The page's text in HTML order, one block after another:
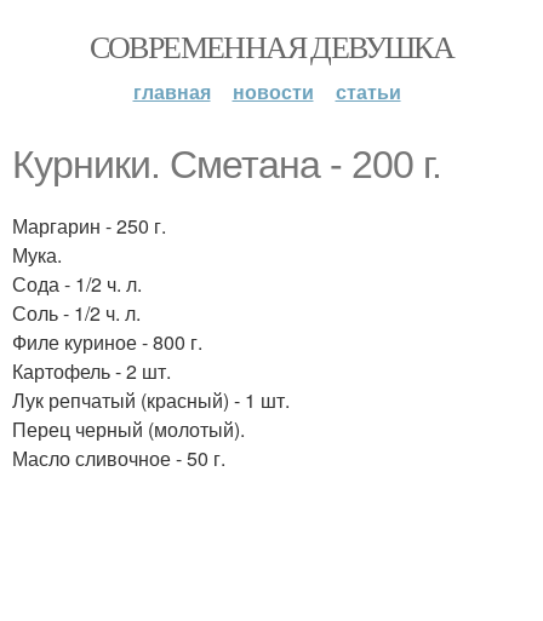
СОВРЕМЕННАЯ ДЕВУШКА
главная новости статьи
Курники. Сметана - 200 г.
Маргарин - 250 г.
Мука.
Сода - 1/2 ч. л.
Соль - 1/2 ч. л.
Филе куриное - 800 г.
Картофель - 2 шт.
Лук репчатый (красный) - 1 шт.
Перец черный (молотый).
Масло сливочное - 50 г.